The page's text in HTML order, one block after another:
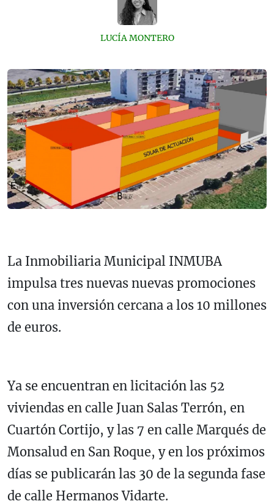
LUCÍA MONTERO
La Inmobiliaria Municipal INMUBA
impulsa tres nuevas nuevas promociones
con una inversión cercana a los 10 millones
de euros.
Ya se encuentran en licitación las 52
viviendas en calle Juan Salas Terrón, en
Cuartón Cortijo, y las 7 en calle Marqués de
Monsalud en San Roque, y en los próximos
días se publicarán las 30 de la segunda fase
de calle Hermanos Vidarte.